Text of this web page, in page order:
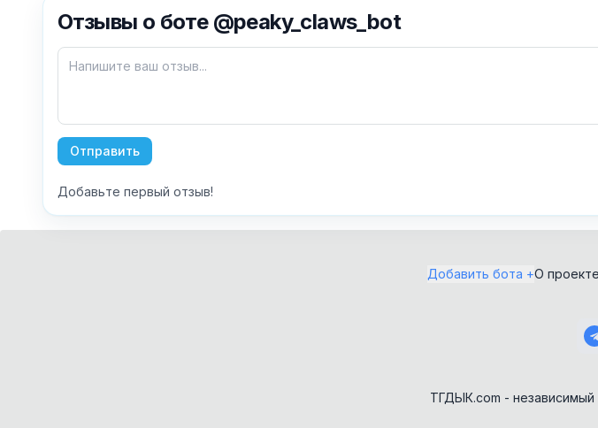
Знакомства
Игровые предметы и
Казино
Отзывы о боте @peaky_claws_bot
Отправить
Добавьте первый отзыв!
Добавить бота +О проекте
ТГДЫК.com -